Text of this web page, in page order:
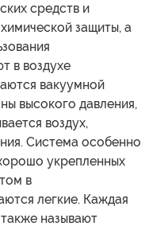
средств и
защиты, а
в воздухе
вакуумной
высокого давления,
воздух,
Система особенно
укрепленных
в
легкие. Каждая
называют